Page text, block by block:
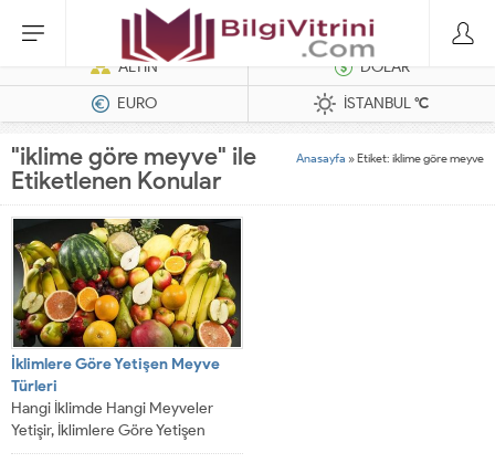
Hatasız Operasyonlar İçin Barkod Yazıcı ve Otomasyon Sistemleri
ALTIN
DOLAR
EURO
İSTANBUL°C
Anasayfa »Etiket: iklime göre meyve
"iklime göre meyve" ile
Etiketlenen Konular
İklimlere Göre Yetişen Meyve
Türleri
Hangi İklimde Hangi Meyveler
Yetişir, İklimlere Göre Yetişen
Meyve Türleri İklimlere Göre